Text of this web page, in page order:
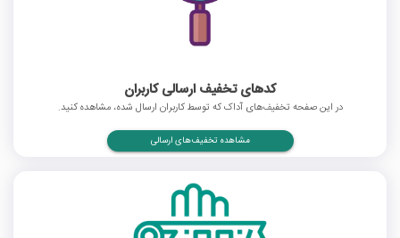
کدهای تخفیف ارسالی کاربران
در این صفحه تخفیف‌های آداک که توسط کاربران ارسال شده، مشاهده کنید.
مشاهده تخفیف‌های ارسالی